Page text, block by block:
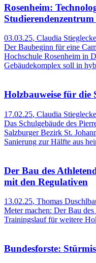
Rosenheim:
03.03.25, Claudia
Der Baubeginn für eine
Hochschule Rosenheim in
Gebäudekomplex soll in
Holzbauweise für die
17.02.25, Claudia
Das Schulgebäude des
Salzburger Bezirk St.
Sanierung zur Hälfte aus
Der Bau des
mit den Regulativen
13.02.25, Thomas
Meter machen: Der Bau
Trainingslauf für weitere
Bundesforste: